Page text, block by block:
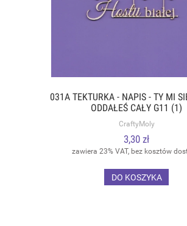
031A TEKTURKA - NAPIS - TY MI
ODDAŁEŚ CAŁY G11 (1)
CraftyMoly
3,30 zł
zawiera 23% VAT, bez kosztów
DO KOSZYKA